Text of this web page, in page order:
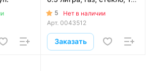
шт. в уп.
5
Нет в наличии
Арт. 0043512
Заказать